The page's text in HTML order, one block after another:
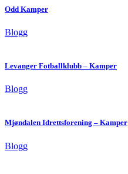
Odd Kamper
Blogg
Levanger Fotballklubb – Kamper
Blogg
Mjøndalen Idrettsforening – Kamper
Blogg